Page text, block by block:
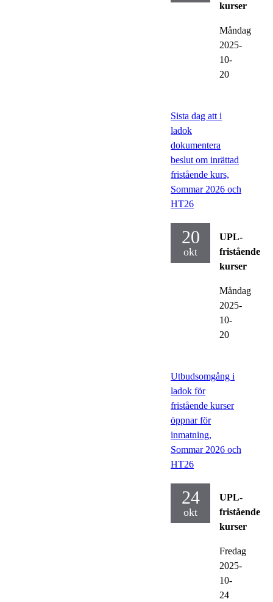
kurser
Måndag
2025-
10-
20
Sista dag att i
ladok
dokumentera
beslut om inrättad
fristående kurs,
Sommar 2026 och
HT26
20
okt
UPL-
fristående
kurser
Måndag
2025-
10-
20
Utbudsomgång i
ladok för
fristående kurser
öppnar för
inmatning,
Sommar 2026 och
HT26
24
okt
UPL-
fristående
kurser
Fredag
2025-
10-
24